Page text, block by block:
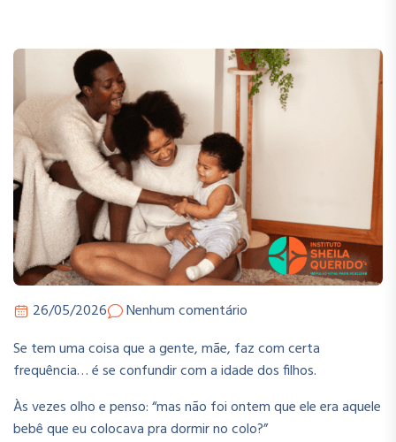
26/05/2026
Nenhum comentário
Se tem uma coisa que a gente, mãe, faz com certa
frequência… é se confundir com a idade dos filhos.
Às vezes olho e penso: “mas não foi ontem que ele era aquele
bebê que eu colocava pra dormir no colo?”